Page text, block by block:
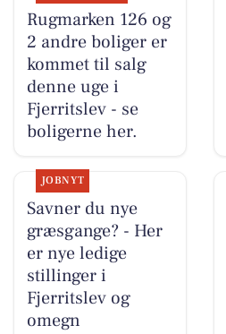
Rugmarken 126 og
2 andre boliger er
kommet til salg
denne uge i
Fjerritslev - se
boligerne her.
JOBNYT
Savner du nye
græsgange? - Her
er nye ledige
stillinger i
Fjerritslev og
omegn